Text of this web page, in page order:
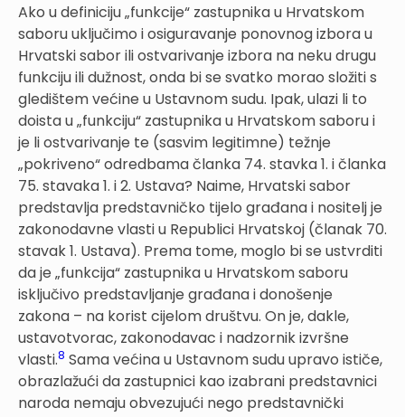
Ako u definiciju „funkcije“ zastupnika u Hrvatskom
saboru uključimo i osiguravanje ponovnog izbora u
Hrvatski sabor ili ostvarivanje izbora na neku drugu
funkciju ili dužnost, onda bi se svatko morao složiti s
gledištem većine u Ustavnom sudu. Ipak, ulazi li to
doista u „funkciju“ zastupnika u Hrvatskom saboru i
je li ostvarivanje te (sasvim legitimne) težnje
„pokriveno“ odredbama članka 74. stavka 1. i članka
75. stavaka 1. i 2. Ustava? Naime, Hrvatski sabor
predstavlja predstavničko tijelo građana i nositelj je
zakonodavne vlasti u Republici Hrvatskoj (članak 70.
stavak 1. Ustava). Prema tome, moglo bi se ustvrditi
da je „funkcija“ zastupnika u Hrvatskom saboru
isključivo predstavljanje građana i donošenje
zakona – na korist cijelom društvu. On je, dakle,
ustavotvorac, zakonodavac i nadzornik izvršne
vlasti.8 Sama većina u Ustavnom sudu upravo ističe,
obrazlažući da zastupnici kao izabrani predstavnici
naroda nemaju obvezujući nego predstavnički